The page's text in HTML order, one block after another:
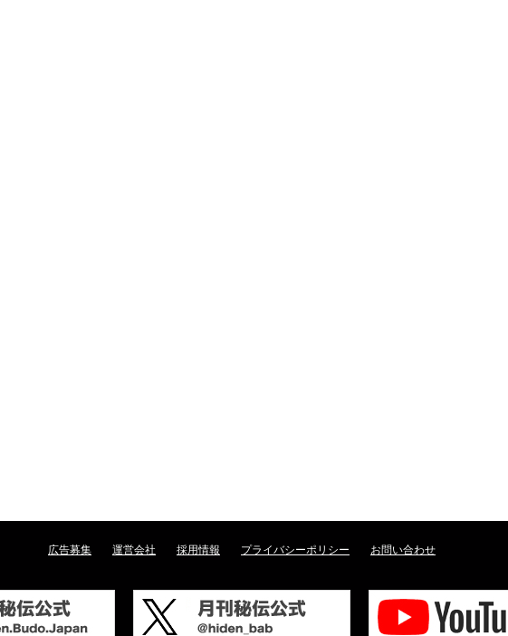
広告募集 運営会社 採用情報 プライバシーポリシー お問い合わせ